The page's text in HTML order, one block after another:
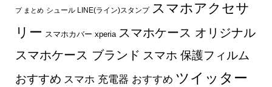
プ まとめ シュール LINE(ライン)スタンプ スマホアクセサ
リー スマホカバー xperia スマホケース オリジナル
スマホケース ブランド スマホ 保護フィルム
おすすめ スマホ 充電器 おすすめ ツイッター